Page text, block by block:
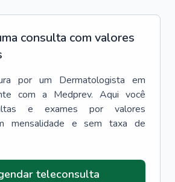
consulta com valores
por um Dermatologista em
com a Medprev. Aqui você
e exames por valores
mensalidade e sem taxa de
teleconsulta